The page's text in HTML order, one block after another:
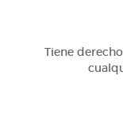
Tiene